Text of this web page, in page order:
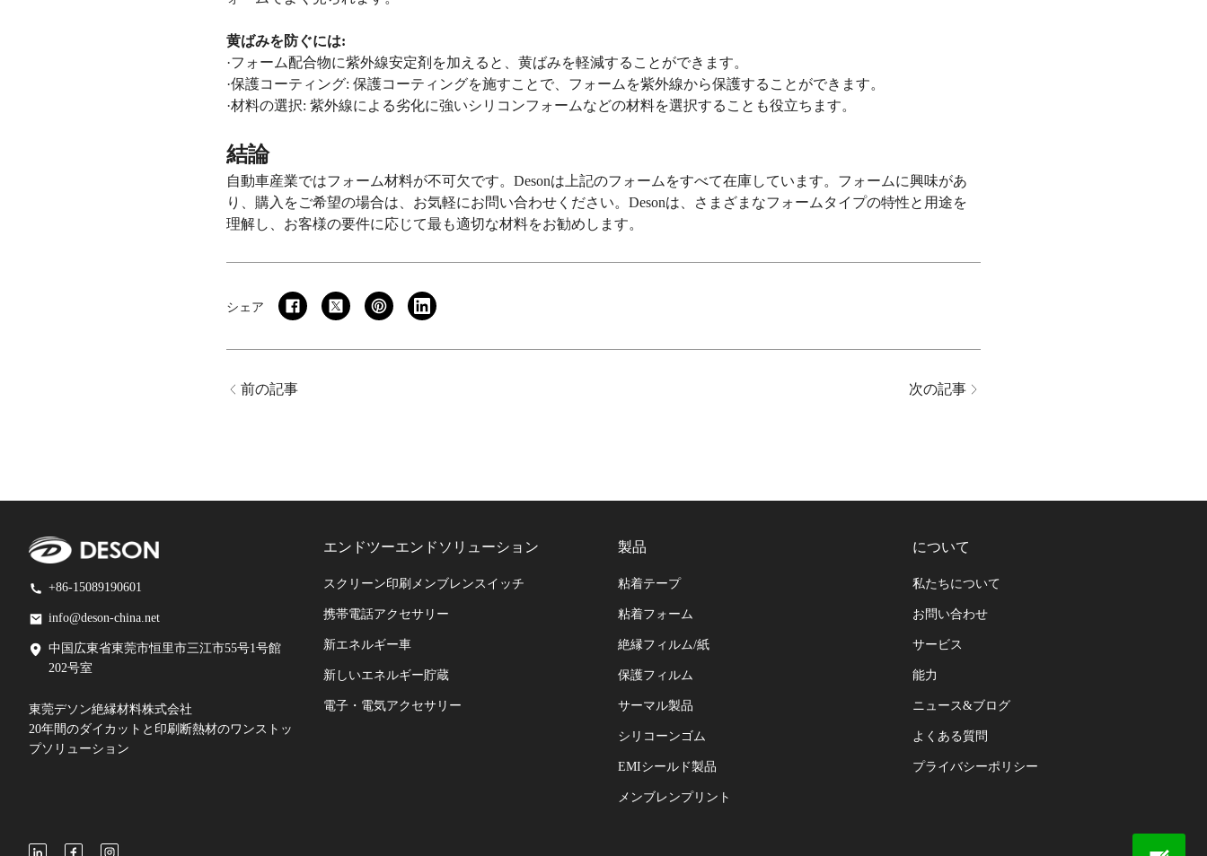
黄ばみを防ぐには:
·フォーム配合物に紫外線安定剤を加えると、黄ばみを軽減することができます。
·保護コーティング: 保護コーティングを施すことで、フォームを紫外線から保護することができます。
·材料の選択: 紫外線による劣化に強いシリコンフォームなどの材料を選択することも役立ちます。
結論
自動車産業ではフォーム材料が不可欠です。Desonは上記のフォームをすべて在庫しています。フォームに興味があ
り、購入をご希望の場合は、お気軽にお問い合わせください。Desonは、さまざまなフォームタイプの特性と用途を
理解し、お客様の要件に応じて最も適切な材料をお勧めします。
シェア
前の記事 次の記事
+86-15089190601
info@deson-china.net
中国広東省東莞市恒里市三江市55号1号館
202号室
東莞デソン絶縁材料株式会社
20年間のダイカットと印刷断熱材のワンストッ
プソリューション
エンドツーエンドソリューション
スクリーン印刷メンブレンスイッチ
携帯電話アクセサリー
新エネルギー車
新しいエネルギー貯蔵
電子・電気アクセサリー
製品
粘着テープ
粘着フォーム
絶縁フィルム/紙
保護フィルム
サーマル製品
シリコーンゴム
EMIシールド製品
メンブレンプリント
について
私たちについて
お問い合わせ
サービス
能力
ニュース&ブログ
よくある質問
プライバシーポリシー